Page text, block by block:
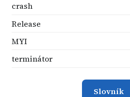
crash
Release
MYI
terminátor
Slovník